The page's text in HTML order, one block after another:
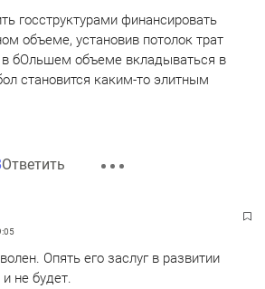
госструктурами финансировать
объеме, установив потолок трат
в бОльшем объеме вкладываться в
становится каким-то элитным
Ответить
Опять его заслуг в развитии
не будет.